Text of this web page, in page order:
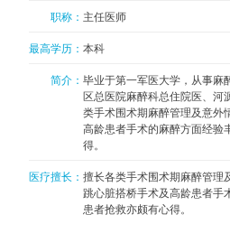
职称： 主任医师
最高学历： 本科
简介： 毕业于第一军医大学，从事麻
区总医院麻醉科总住院医、河
类手术围术期麻醉管理及意外
高龄患者手术的麻醉方面经验
得。
医疗擅长： 擅长各类手术围术期麻醉管理
跳心脏搭桥手术及高龄患者手
患者抢救亦颇有心得。